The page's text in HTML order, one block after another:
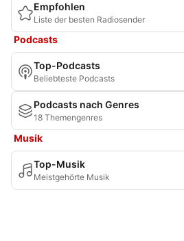
Empfohlen
Liste der besten Radiosender
Podcasts
Top-Podcasts
Beliebteste Podcasts
Podcasts nach Genres
18 Themengenres
Musik
Top-Musik
Meistgehörte Musik